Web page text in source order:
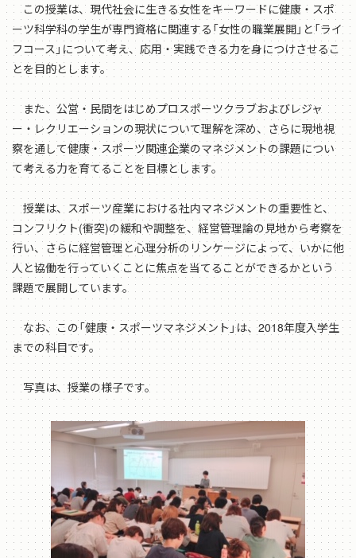
この授業は、現代社会に生きる女性をキーワードに健康・スポ
ーツ科学科の学生が専門資格に関連する「女性の職業展開」と「ライ
フコース」について考え、応用・実践できる力を身につけさせるこ
とを目的とします。
また、公営・民間をはじめプロスポーツクラブおよびレジャ
ー・レクリエーションの現状について理解を深め、さらに現地視
察を通して健康・スポーツ関連企業のマネジメントの課題につい
て考える力を育てることを目標とします。
授業は、スポーツ産業における社内マネジメントの重要性と、
コンフリクト(衝突)の緩和や調整を、経営管理論の見地から考察を
行い、さらに経営管理と心理分析のリンケージによって、いかに他
人と協働を行っていくことに焦点を当てることができるかという
課題で展開しています。
なお、この「健康・スポーツマネジメント」は、2018年度入学生
までの科目です。
写真は、授業の様子です。